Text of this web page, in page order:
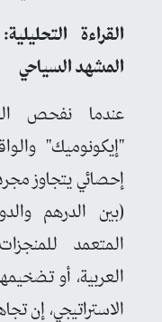
القراءة
المشهد السياحي
عندما نفحص
"إيكونوميك"
إحصائي يتجاوز
(بين الدرهم
المتعمد
العربية، أو
الاستراتيجي، إن